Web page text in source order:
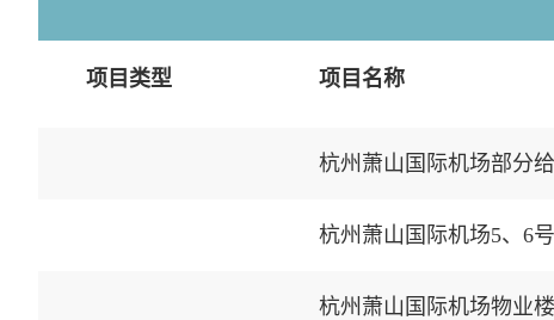
项目类型 项目名称
杭州萧山国际机场部分
杭州萧山国际机场5、6
杭州萧山国际机场物业